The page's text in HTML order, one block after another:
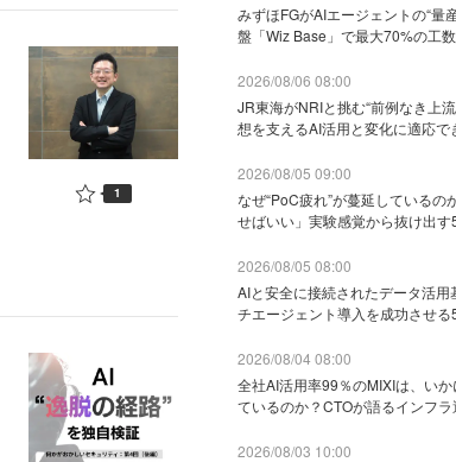
1
みずほFGがAIエージェントの“
盤「Wiz Base」で最大70%の工
2026/08/06 08:00
JR東海がNRIと挑む“前例なき上
想を支えるAI活用と変化に適応で
2026/08/05 09:00
なぜ“PoC疲れ”が蔓延している
せばいい」実験感覚から抜け出
2026/08/05 08:00
AIと安全に接続されたデータ活
チエージェント導入を成功させ
2026/08/04 08:00
全社AI活用率99％のMIXIは、い
ているのか？CTOが語るインフ
2026/08/03 10:00